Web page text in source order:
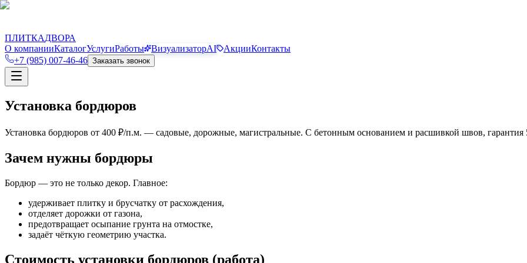
ПЛИТКАДВОРА
О компанииКаталогУслугиРаботы ВизуализаторAI АкцииКонтакты
+7 (985) 007-46-46 Заказать звонок
Установка бордюров
Установка бордюров от 400 ₽/п.м. — садовые, дорожные, магистральные. С бетонным основанием и расшивкой швов, гарантия
Зачем нужны бордюры
Бордюр — это не только декор. Главное:
удерживает плитку и брусчатку от расхождения,
отделяет дорожки от газона,
предотвращает осыпание грунта на отмостке,
задаёт чёткую геометрию участка.
Стоимость установки бордюров (работа)